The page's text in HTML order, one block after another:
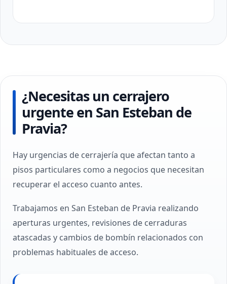
¿Necesitas un cerrajero
urgente en San Esteban de
Pravia?
Hay urgencias de cerrajería que afectan tanto a
pisos particulares como a negocios que necesitan
recuperar el acceso cuanto antes.
Trabajamos en San Esteban de Pravia realizando
aperturas urgentes, revisiones de cerraduras
atascadas y cambios de bombín relacionados con
problemas habituales de acceso.